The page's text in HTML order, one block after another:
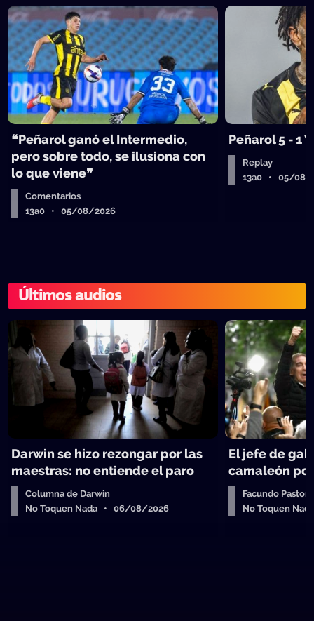
❝Peñarol ganó el Intermedio,
pero sobre todo, se ilusiona con
lo que viene❞
Comentarios
13a0 • 05/08/2026
Peñarol 5 - 1
Replay
13a0 • 05/08/
Últimos audios
Darwin se hizo rezongar por las
maestras: no entiende el paro
Columna de Darwin
No Toquen Nada • 06/08/2026
El jefe de
camaleón
Facundo Pastor
No Toquen